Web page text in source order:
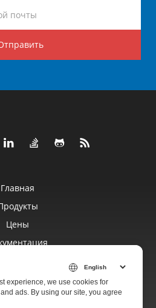
Главная
Цены
Поддержка
experience, we use cookies for
ads. By using our site, you agree